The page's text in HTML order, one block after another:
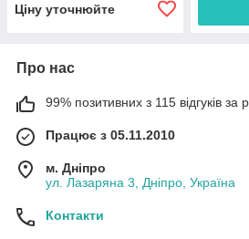
Ціну уточнюйте
Про нас
99% позитивних з 115 відгуків за
Працює з 05.11.2010
м. Дніпро
ул. Лазаряна 3, Дніпро, Україна
Контакти